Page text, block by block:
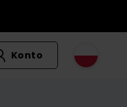
Konto